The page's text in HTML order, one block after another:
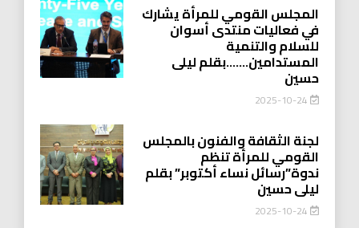
المجلس القومي للمرأة يشارك
في فعاليات منتدى أسوان
للسلام والتنمية
المستدامين…….بقلم ليلى
حسين
2025-10-24
لجنة الثقافة والفنون بالمجلس
القومي للمرأة تنظم
ندوة”رسائل نساء أكتوبر” بقلم
ليلى حسين
2025-10-24